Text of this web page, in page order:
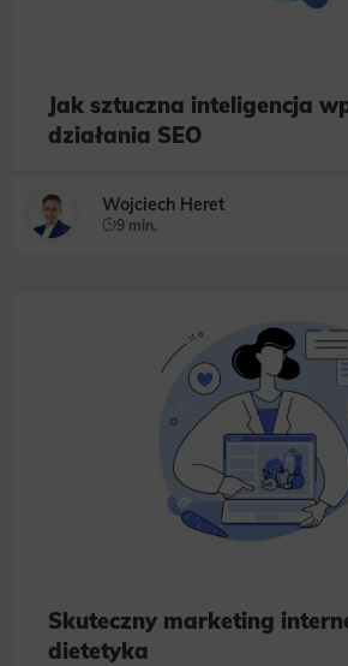
Jak sztuczna inteligencja
działania SEO
Wojciech Heret
9 min.
Skuteczny marketing
dietetyka